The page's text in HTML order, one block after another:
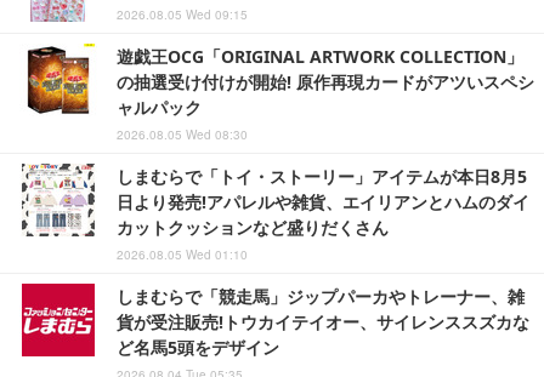
2026.08.05 Wed 09:15
遊戯王OCG「ORIGINAL ARTWORK COLLECTION」
の抽選受け付けが開始! 原作再現カードがアツいスペシ
ャルパック
2026.08.05 Wed 08:30
しまむらで「トイ・ストーリー」アイテムが本日8月5
日より発売!アパレルや雑貨、エイリアンとハムのダイ
カットクッションなど盛りだくさん
2026.08.05 Wed 01:10
しまむらで「競走馬」ジップパーカやトレーナー、雑
貨が受注販売!トウカイテイオー、サイレンススズカな
ど名馬5頭をデザイン